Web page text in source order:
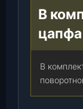
В
В